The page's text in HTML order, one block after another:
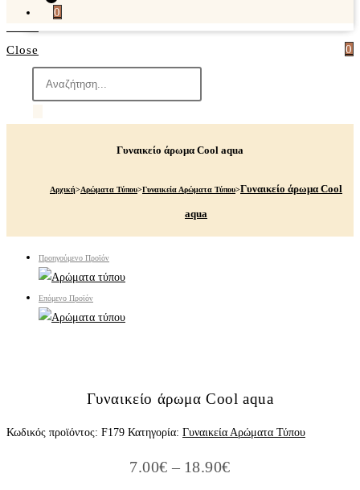
0
0
Close
search
Γυναικείο άρωμα Cool aqua
Αρχική>Αρώματα Τύπου>Γυναικεία Αρώματα Τύπου>Γυναικείο άρωμα Cool
aqua
Προηγούμενο Προϊόν
Επόμενο Προϊόν
Γυναικείο άρωμα Cool aqua
Κωδικός προϊόντος: F179 Κατηγορία: Γυναικεία Αρώματα Τύπου
7.00€ – 18.90€Price